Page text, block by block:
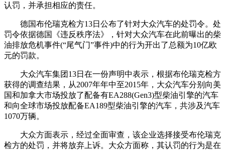
认罚，并承担相应的责任。
德国布伦瑞克检方13日公布了针对大众汽车的处罚令。处
罚令依据德国《违反秩序法》，针对大众汽车在此前曝出的柴
油排放危机事件(“尾气门”事件)中的行为开出了总额为10亿欧
元的罚款。
大众汽车集团13日在一份声明中表示，根据布伦瑞克检方
获得的调查结果，从2007年年中至2015年，大众汽车分别向美
国和加拿大市场投放了配备有EA288(Gen3)型柴油引擎的汽车
和向全球市场投放配备EA189型柴油引擎的汽车，共涉及汽车
1070万辆。
大众方面表示，经过全面审查，该企业选择接受布伦瑞克
检方的处罚，并将放弃上诉。大众方面称，其认罚的行为是在